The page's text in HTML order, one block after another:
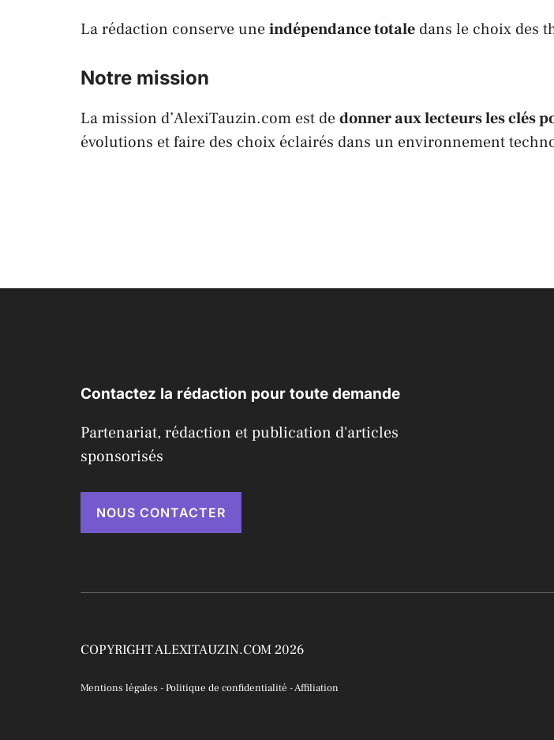
La rédaction conserve uneindépendance totale dans le choix des
Notre mission
La mission d’AlexiTauzin.com est dedonner aux lecteurs les clés
évolutions et faire des choix éclairés dans un environnement
Contactez la rédaction pour toute demande
Partenariat, rédaction et publication d'articles
sponsorisés
NOUS CONTACTER
COPYRIGHT ALEXITAUZIN.COM 2026
Mentions légales -Politique de confidentialité -Affiliation